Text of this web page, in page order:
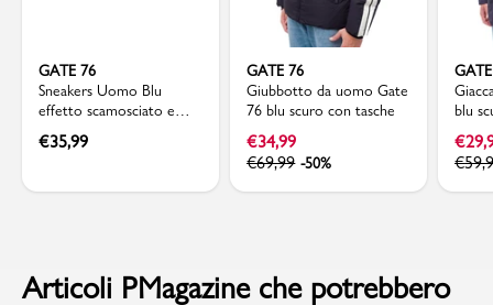
GATE 76
Sneakers Uomo Blu
effetto scamosciato e
inserti in tessuto Gate 76
€35,99
GATE 76
Giubbotto da uomo Gate
76 blu scuro con tasche
€34,99
€69,99 -50%
blu
€
€
Articoli PMagazine che potrebbero